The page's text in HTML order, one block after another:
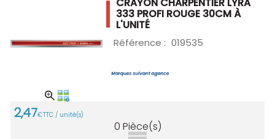
CRAYON CHARPENTIER LYRA
333 PROFI ROUGE 30CM À
L'UNITÉ
Référence : 019535
2,47€TTC / unité(s)
0 Pièce(s)